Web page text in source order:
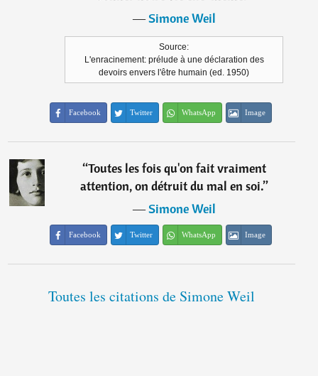
―Simone Weil
Source:
L'enracinement: prélude à une déclaration des
devoirs envers l'être humain (ed. 1950)
Facebook Twitter WhatsApp Image
“Toutes les fois qu'on fait vraiment
attention, on détruit du mal en soi.”
―Simone Weil
Facebook Twitter WhatsApp Image
Toutes les citations de Simone Weil